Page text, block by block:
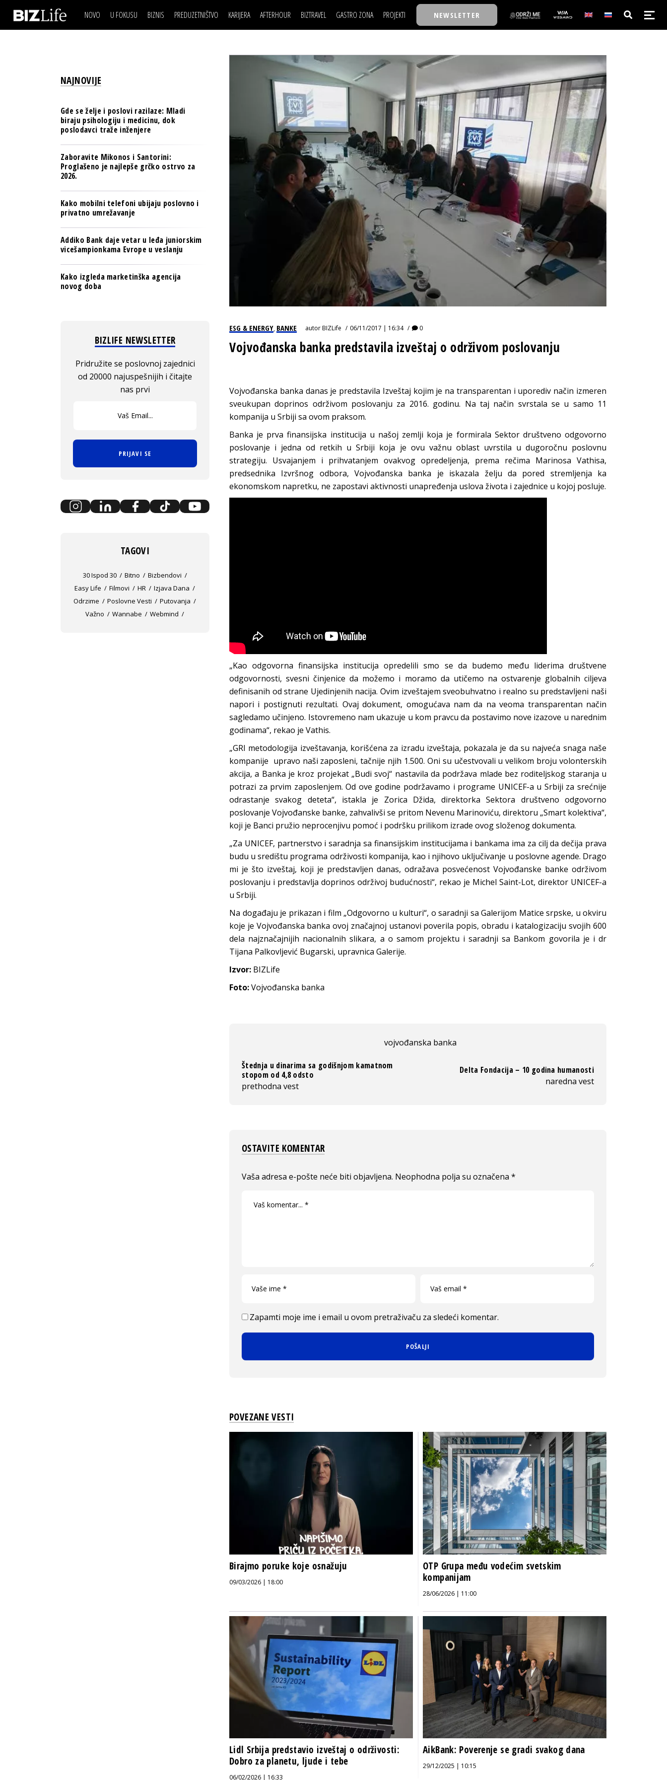
NOVO U FOKUSU BIZNIS
BANKE
TECH I AI
BIZNIS & SPORT
PULS REGIONA
NOVO NA RAFU
PREDUZETNIŠTVO KARIJERA
MOJ UGAO
USAVRŠAVANJE
KNOW-HOW
AFTERHOUR
KNJIGE
AUTO SVET
STIL
WELLBEING
BIZTRAVEL GASTRO ZONA PROJEKTI
TASTY TALKS
BACK TO OFFICE/SCHOOL
BIZBENDOVI
BIZKOLEGIJUM
BMW BIZNIS LIGA
BIZLIFE WEEK
IZJAVA GODINE
NEWSLETTER
IZJAVA DANABIZNIS SCENA
BREND I KOMUNIKACIJE
OSIGURANJE
TECH I AI
PULS REGIONA
POSAO
MOJ UGAO
KNOW-HOW
FILM I SCENA
AUTO SVET
WELLBEING
NAJKOLEGA
30 ISPOD 30
BACK TO OFFICE/SCHOOL
BIZBENDOVI
BIZKOLEGIJUM
BMW BIZNIS LIGA
BIZLIFE WEEK
IZJAVA GODINE
ESG & ENERGY, BANKE autorBIZLife 06/11/2017 | 16:34 0
Vojvođanska banka predstavila izveštaj o održivom poslovanju
Vojvođanska banka danas je predstavila Izveštaj kojim je na transparentan i uporediv način izmeren
sveukupan doprinos održivom poslovanju za 2016. godinu. Na taj način svrstala se u samo 11
kompanija u Srbiji sa ovom praksom.
Banka je prva finansijska institucija u našoj zemlji koja je formirala Sektor društveno odgovorno
poslovanje i jedna od retkih u Srbiji koja je ovu važnu oblast uvrstila u dugoročnu poslovnu
strategiju. Usvajanjem i prihvatanjem ovakvog opredeljenja, prema rečima Marinosa Vathisa,
predsednika Izvršnog odbora, Vojvođanska banka je iskazala želju da pored stremljenja ka
ekonomskom napretku, ne zapostavi aktivnosti unapređenja uslova života i zajednice u kojoj posluje.
„Kao odgovorna finansijska institucija opredelili smo se da budemo među liderima društvene
odgovornosti, svesni činjenice da možemo i moramo da utičemo na ostvarenje globalnih ciljeva
definisanih od strane Ujedinjenih nacija. Ovim izveštajem sveobuhvatno i realno su predstavljeni naši
napori i postignuti rezultati. Ovaj dokument, omogućava nam da na veoma transparentan način
sagledamo učinjeno. Istovremeno nam ukazuje u kom pravcu da postavimo nove izazove u narednim
godinama“, rekao je Vathis.
„GRI metodologija izveštavanja, korišćena za izradu izveštaja, pokazala je da su najveća snaga naše
kompanije upravo naši zaposleni, tačnije njih 1.500. Oni su učestvovali u velikom broju volonterskih
akcija, a Banka je kroz projekat „Budi svoj“ nastavila da podržava mlade bez roditeljskog staranja u
potrazi za prvim zaposlenjem. Od ove godine podržavamo i programe UNICEF-a u Srbiji za srećnije
odrastanje svakog deteta“, istakla je Zorica Džida, direktorka Sektora društveno odgovorno
poslovanje Vojvođanske banke, zahvalivši se pritom Nevenu Marinoviću, direktoru „Smart kolektiva“,
koji je Banci pružio neprocenjivu pomoć i podršku prilikom izrade ovog složenog dokumenta.
„Za UNICEF, partnerstvo i saradnja sa finansijskim institucijama i bankama ima za cilj da dečija prava
budu u središtu programa održivosti kompanija, kao i njihovo uključivanje u poslovne agende. Drago
mi je što izveštaj, koji je predstavljen danas, odražava posvećenost Vojvođanske banke održivom
poslovanju i predstavlja doprinos održivoj budućnosti“, rekao je Michel Saint-Lot, direktor UNICEF-a
u Srbiji.
Na događaju je prikazan i film „Odgovorno u kulturi“, o saradnji sa Galerijom Matice srpske, u okviru
koje je Vojvođanska banka ovoj značajnoj ustanovi poverila popis, obradu i katalogizaciju svojih 600
dela najznačajnijih nacionalnih slikara, a o samom projektu i saradnji sa Bankom govorila je i dr
Tijana Palkovljević Bugarski, upravnica Galerije.
Izvor: BIZLife
Foto:Vojvođanska banka
vojvođanska banka
Štednja u dinarima sa godišnjom kamatnom
stopom od 4,8 odsto
prethodna vest
Delta Fondacija – 10 godina humanosti
naredna vest
OSTAVITE KOMENTAR
Vaša adresa e-pošte neće biti objavljena. Neophodna polja su označena *
Zapamti moje ime i email u ovom pretraživaču za sledeći komentar.
POVEZANE VESTI
Birajmo poruke koje osnažuju
09/03/2026 | 18:00
OTP Grupa među vodećim svetskim
kompanijam
28/06/2026 | 11:00
Lidl Srbija predstavio izveštaj o održivosti:
Dobro za planetu, ljude i tebe
06/02/2026 | 16:33
AikBank: Poverenje se gradi svakog dana
29/12/2025 | 10:15
NAJNOVIJE
Gde se želje i poslovi razilaze: Mladi
biraju psihologiju i medicinu, dok
poslodavci traže inženjere
Zaboravite Mikonos i Santorini:
Proglašeno je najlepše grčko ostrvo za
2026.
Kako mobilni telefoni ubijaju poslovno i
privatno umrežavanje
Addiko Bank daje vetar u leđa juniorskim
vicešampionkama Evrope u veslanju
Kako izgleda marketinška agencija
novog doba
BIZLIFE NEWSLETTER
Pridružite se poslovnoj zajednici
od 20000 najuspešnijih i čitajte
nas prvi
PRIJAVI SE
TAGOVI
30 Ispod 30 Bitno
Bizbendovi
Easy Life
Filmovi HR
Izjava Dana
Odrzime
Poslovne Vesti
Putovanja
Važno
Wannabe Webmind